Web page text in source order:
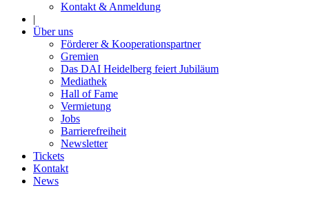
Kontakt & Anmeldung
|
Über uns
Förderer & Kooperationspartner
Gremien
Das DAI Heidelberg feiert Jubiläum
Mediathek
Hall of Fame
Vermietung
Jobs
Barrierefreiheit
Newsletter
Tickets
Kontakt
News